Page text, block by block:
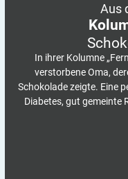
Aus
In ihrer Kolumne
verstorbene Oma,
Schokolade zeigte. Eine
Diabetes, gut gemeinte